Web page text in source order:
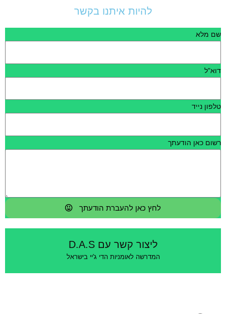
להיות איתנו בקשר
שם מלא
דוא"ל
טלפון נייד
רשום כאן הודעתך
לחץ כאן להעברת הודעתך
ליצור קשר עם D.A.S
המדרשה לאומניות הדי ג'יי בישראל